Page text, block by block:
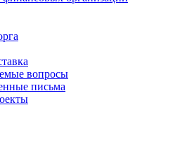
вопросы
письма